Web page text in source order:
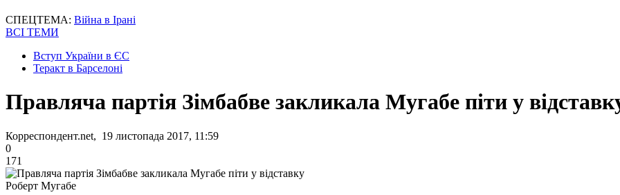
СПЕЦТЕМА: Війна в Ірані
ВСІ ТЕМИ
Вступ України в ЄС
Теракт в Барселоні
Правляча партія Зімбабве закликала Мугабе піти у
Корреспондент.net, 19 листопада 2017, 11:59
0
171
Роберт Мугабе